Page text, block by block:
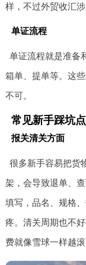
样，不过外贸收汇
单证流程
单证流程就是准备
箱单、提单等。这
不可。
常见新手踩坑点
报关清关方面
很多新手容易把货
架，会导致退单、
填写，品名、规格
疼。清关周期也不
费就像雪球一样越滚